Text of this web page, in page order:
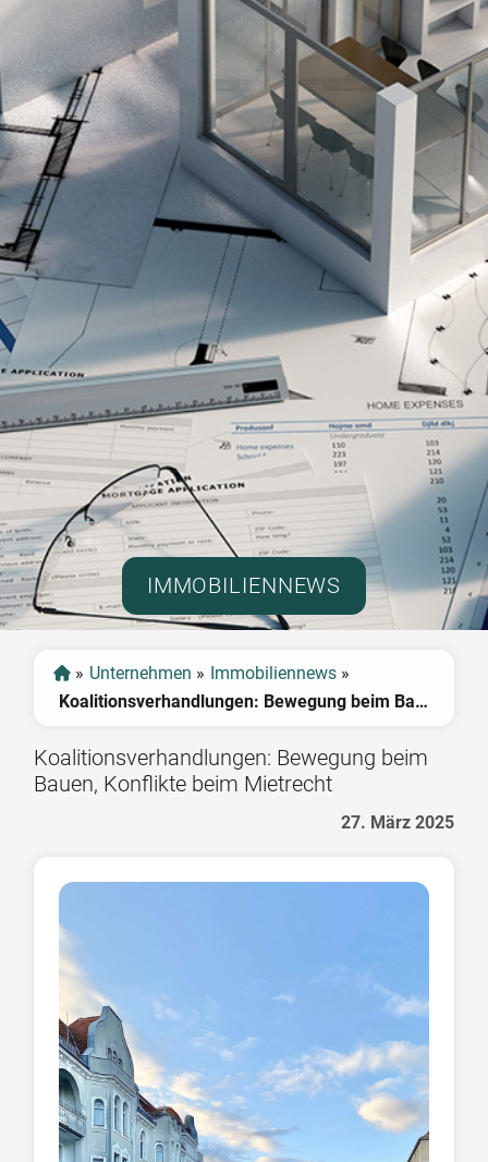
IMMOBILIENNEWS
» Unternehmen » Immobiliennews »
Koalitionsverhandlungen: Bewegung beim Bauen, Konflikte beim Mietrecht
Koalitionsverhandlungen: Bewegung beim
Bauen, Konflikte beim Mietrecht
27. März 2025